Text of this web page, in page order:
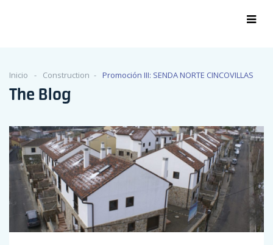
Inicio Construction Promoción III: SENDA NORTE CINCOVILLAS
The Blog